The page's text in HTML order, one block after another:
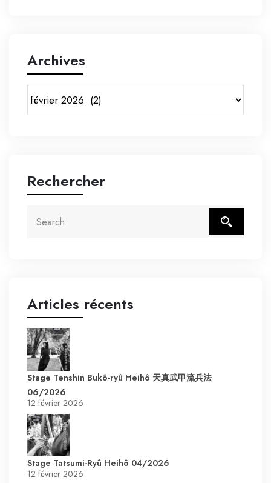
Archives
Rechercher
Articles récents
Stage Tenshin Bukô-ryû Heihô 天真武甲流兵法
06/2026
12 février 2026
Stage Tatsumi-Ryû Heihô 04/2026
12 février 2026